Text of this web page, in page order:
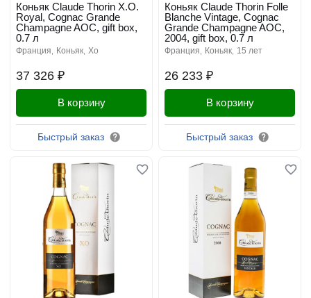
37 326 ₽
Коньяк Claude Thorin X.O.
Royal, Cognac Grande
Champagne AOC, gift box,
0.7 л
франция коньяк xo
В корзину
Быстрый заказ
26 233 ₽
Коньяк Claude Thorin Folle
Blanche Vintage, Cognac
Grande Champagne AOC,
2004, gift box, 0.7 л
франция коньяк 15 лет
В корзину
Быстрый заказ